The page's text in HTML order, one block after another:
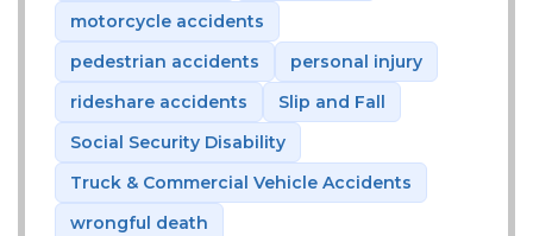
motorcycle accidents
pedestrian accidents
personal injury
rideshare accidents
Slip and Fall
Social Security Disability
Truck & Commercial Vehicle Accidents
wrongful death